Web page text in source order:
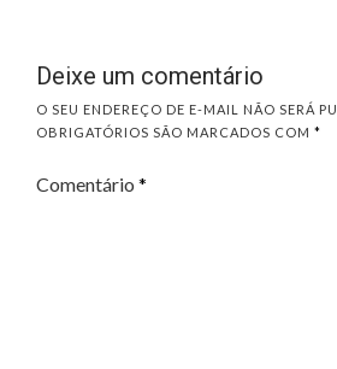
Deixe um comentário
O SEU ENDEREÇO DE E-MAIL NÃO SERÁ
OBRIGATÓRIOS SÃO MARCADOS COM *
Comentário *